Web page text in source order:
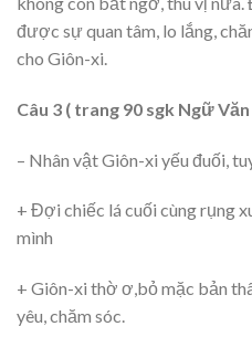
được sự quan tâm, lo lắng,
cho Giôn-xi.
Câu 3 ( trang 90 sgk Ngữ
– Nhân vật Giôn-xi yếu đuối,
+ Đợi chiếc lá cuối cùng rụng
mình
+ Giôn-xi thờ ơ,bỏ mặc bản
yêu, chăm sóc.